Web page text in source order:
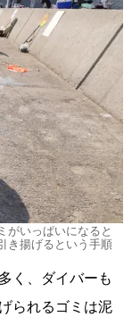
がいっぱいになると
き揚げるという手順
く、ダイバーも
られるゴミは泥